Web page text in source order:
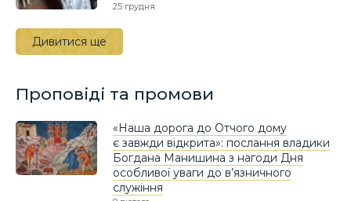
25 грудня
Дивитися ще
Проповіді та промови
«Наша дорога до Отчого дому
є завжди відкрита»: послання владики
Богдана Манишина з нагоди Дня
особливої уваги до в’язничного
служіння